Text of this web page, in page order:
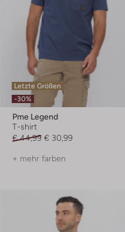
Letzte Größen
-30%
Pme Legend
T-shirt
€ 44,99 € 30,99
+ mehr farben